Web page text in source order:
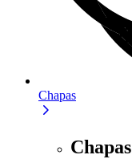
Chapas
Chapas